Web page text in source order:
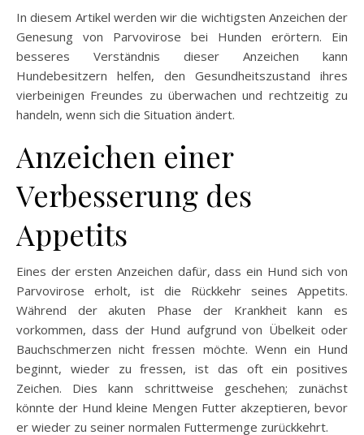
In diesem Artikel werden wir die wichtigsten Anzeichen der
Genesung von Parvovirose bei Hunden erörtern. Ein
besseres Verständnis dieser Anzeichen kann
Hundebesitzern helfen, den Gesundheitszustand ihres
vierbeinigen Freundes zu überwachen und rechtzeitig zu
handeln, wenn sich die Situation ändert.
Anzeichen einer
Verbesserung des
Appetits
Eines der ersten Anzeichen dafür, dass ein Hund sich von
Parvovirose erholt, ist die Rückkehr seines Appetits.
Während der akuten Phase der Krankheit kann es
vorkommen, dass der Hund aufgrund von Übelkeit oder
Bauchschmerzen nicht fressen möchte. Wenn ein Hund
beginnt, wieder zu fressen, ist das oft ein positives
Zeichen. Dies kann schrittweise geschehen; zunächst
könnte der Hund kleine Mengen Futter akzeptieren, bevor
er wieder zu seiner normalen Futtermenge zurückkehrt.